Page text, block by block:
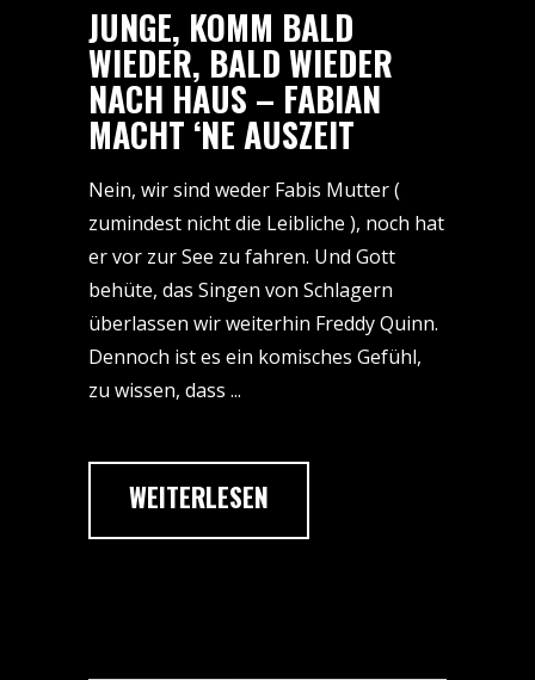
JUNGE, KOMM BALD
WIEDER, BALD WIEDER
NACH HAUS – FABIAN
MACHT ‘NE AUSZEIT
Nein, wir sind weder Fabis Mutter (
zumindest nicht die Leibliche ), noch hat
er vor zur See zu fahren. Und Gott
behüte, das Singen von Schlagern
überlassen wir weiterhin Freddy Quinn.
Dennoch ist es ein komisches Gefühl,
zu wissen, dass
WEITERLESEN